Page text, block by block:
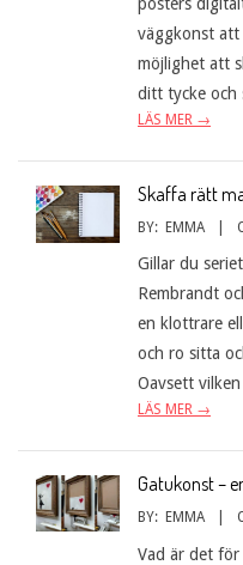
väggkonst
möjlighet att
ditt tycke och
LÄS MER →
Skaffa rätt
BY: EMMA
Gillar du
Rembrandt
en klottrare
och ro sitta
Oavsett
LÄS MER →
Gatukonst –
BY: EMMA
Vad är det